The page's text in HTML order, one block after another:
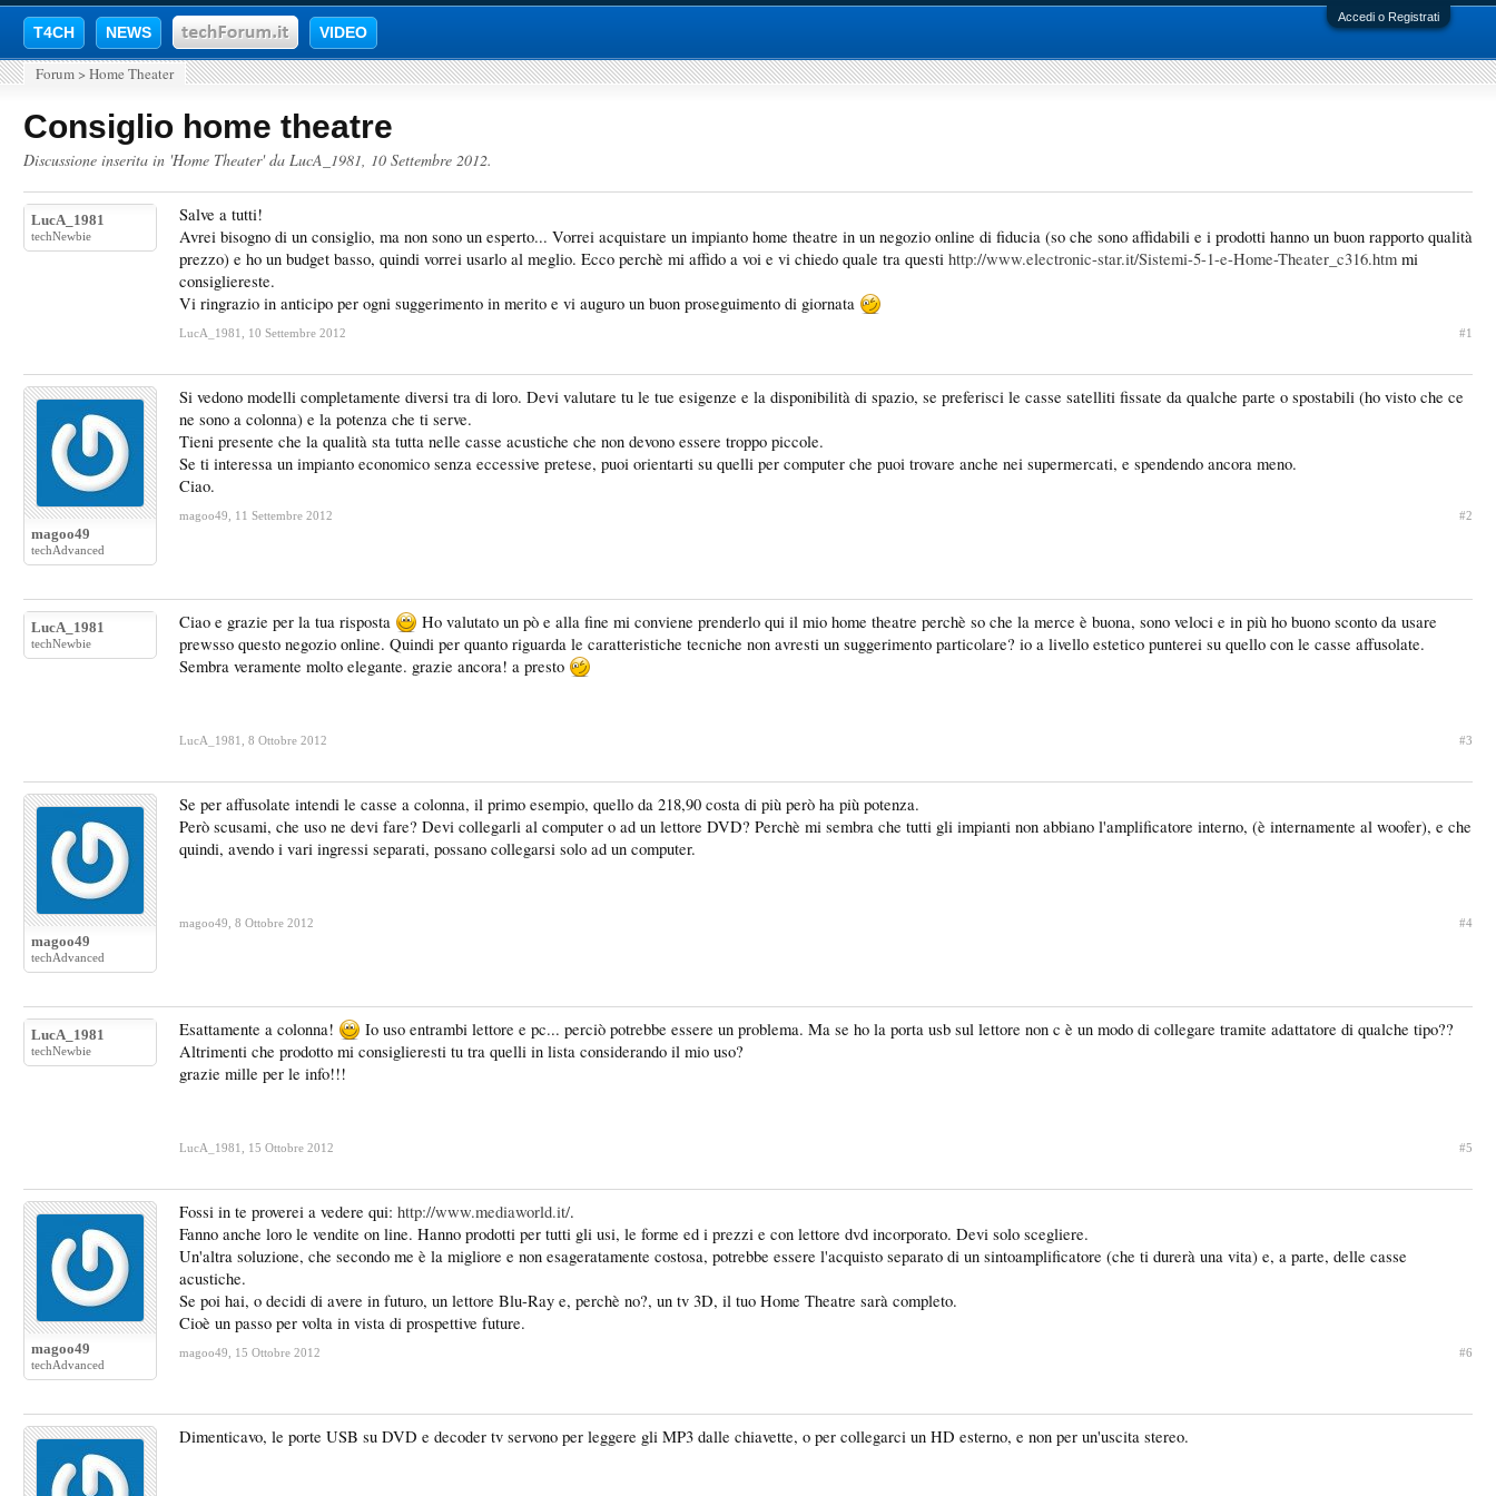
Accedi o Registrati
T4CH NEWS VIDEO
Forum > Home Theater
Consiglio home theatre
Discussione inserita in 'Home Theater' da LucA_1981, 10 Settembre 2012.
LucA_1981
techNewbie
Salve a tutti!
Avrei bisogno di un consiglio, ma non sono un esperto... Vorrei acquistare un impianto home theatre in un negozio online di fiducia (so che sono affidabili e i prodotti hanno un buon rapporto qualità
prezzo) e ho un budget basso, quindi vorrei usarlo al meglio. Ecco perchè mi affido a voi e vi chiedo quale tra questi http://www.electronic-star.it/Sistemi-5-1-e-Home-Theater_c316.htm mi
consigliereste.
Vi ringrazio in anticipo per ogni suggerimento in merito e vi auguro un buon proseguimento di giornata
LucA_1981 10 Settembre 2012 #1
magoo49
techAdvanced
Si vedono modelli completamente diversi tra di loro. Devi valutare tu le tue esigenze e la disponibilità di spazio, se preferisci le casse satelliti fissate da qualche parte o spostabili (ho visto che ce
ne sono a colonna) e la potenza che ti serve.
Tieni presente che la qualità sta tutta nelle casse acustiche che non devono essere troppo piccole.
Se ti interessa un impianto economico senza eccessive pretese, puoi orientarti su quelli per computer che puoi trovare anche nei supermercati, e spendendo ancora meno.
Ciao.
magoo49 11 Settembre 2012 #2
LucA_1981
techNewbie
Ciao e grazie per la tua risposta
Ho valutato un pò e alla fine mi conviene prenderlo qui il mio home theatre perchè so che la merce è buona, sono veloci e in più ho buono sconto da usare
prewsso questo negozio online. Quindi per quanto riguarda le caratteristiche tecniche non avresti un suggerimento particolare? io a livello estetico punterei su quello con le casse affusolate.
Sembra veramente molto elegante. grazie ancora! a presto
LucA_1981 8 Ottobre 2012 #3
magoo49
techAdvanced
Se per affusolate intendi le casse a colonna, il primo esempio, quello da 218,90 costa di più però ha più potenza.
Però scusami, che uso ne devi fare? Devi collegarli al computer o ad un lettore DVD? Perchè mi sembra che tutti gli impianti non abbiano l'amplificatore interno, (è internamente al woofer), e che
quindi, avendo i vari ingressi separati, possano collegarsi solo ad un computer.
magoo49 8 Ottobre 2012 #4
LucA_1981
techNewbie
Esattamente a colonna!
Io uso entrambi lettore e pc... perciò potrebbe essere un problema. Ma se ho la porta usb sul lettore non c è un modo di collegare tramite adattatore di qualche tipo??
Altrimenti che prodotto mi consiglieresti tu tra quelli in lista considerando il mio uso?
grazie mille per le info!!!
LucA_1981 15 Ottobre 2012 #5
magoo49
techAdvanced
Fossi in te proverei a vedere qui: http://www.mediaworld.it/.
Fanno anche loro le vendite on line. Hanno prodotti per tutti gli usi, le forme ed i prezzi e con lettore dvd incorporato. Devi solo scegliere.
Un'altra soluzione, che secondo me è la migliore e non esageratamente costosa, potrebbe essere l'acquisto separato di un sintoamplificatore (che ti durerà una vita) e, a parte, delle casse
acustiche.
Se poi hai, o decidi di avere in futuro, un lettore Blu-Ray e, perchè no?, un tv 3D, il tuo Home Theatre sarà completo.
Cioè un passo per volta in vista di prospettive future.
magoo49 15 Ottobre 2012 #6
Dimenticavo, le porte USB su DVD e decoder tv servono per leggere gli MP3 dalle chiavette, o per collegarci un HD esterno, e non per un'uscita stereo.